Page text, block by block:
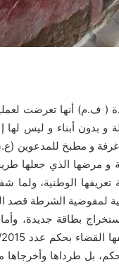
( ف.م) أنها تعرضت
و بدون أبناء و ليس
غرفة و مطبخ
مرضها الذي جعلها
الوطنية،
لمفوضية الشرطة قصد
بطاقة جديدة،
بل طرداها